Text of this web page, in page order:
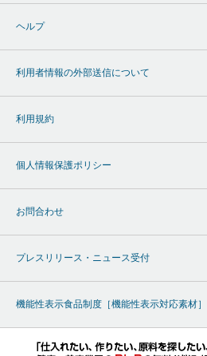
ヘルプ
利用者情報の外部送信について
利用規約
個人情報保護ポリシー
お問合わせ
プレスリリース・ニュース受付
機能性表示食品制度［機能性表示対応素材］